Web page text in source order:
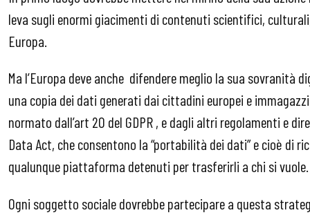
leva sugli enormi giacimenti di contenuti scientifici,
Europa.
Ma l’Europa deve anche difendere meglio la sua sovranità
una copia dei dati generati dai cittadini europei e
normato dall’art 20 del GDPR , e dagli altri regolamenti e
Data Act, che consentono la “portabilità dei dati” e cioè di
qualunque piattaforma detenuti per trasferirli a chi si vuole.
Ogni soggetto sociale dovrebbe partecipare a questa